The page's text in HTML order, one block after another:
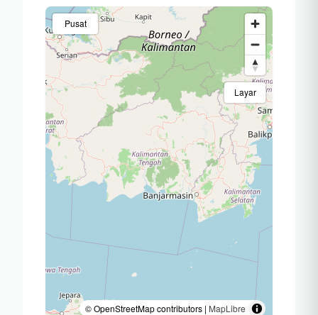
dense haze during
last week threatened
hundreds of
Orangutans in the…
Pusat
Layar
© OpenStreetMap contributors | MapLibre